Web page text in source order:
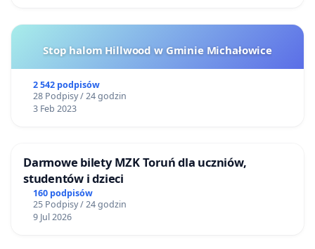
Stop halom Hillwood w Gminie Michałowice
2 542 podpisów
28 Podpisy / 24 godzin
3 Feb 2023
Darmowe bilety MZK Toruń dla uczniów,
studentów i dzieci
160 podpisów
25 Podpisy / 24 godzin
9 Jul 2026